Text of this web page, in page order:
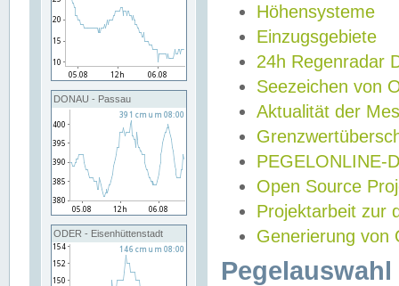
DONAU - Passau
ODER - Eisenhüttenstadt
Höhensysteme
Einzugsgebiete
24h Regenradar
Seezeichen von
Aktualität der
PEGELONLINE-
Open Source
Projektarbeit zur
Generierung von